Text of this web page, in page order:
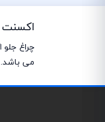
اکسنت 2013-2015
می باشد.